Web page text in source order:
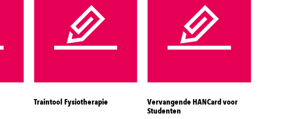
Traintool Fysiotherapie
Vervangende HANCard voor
Studenten